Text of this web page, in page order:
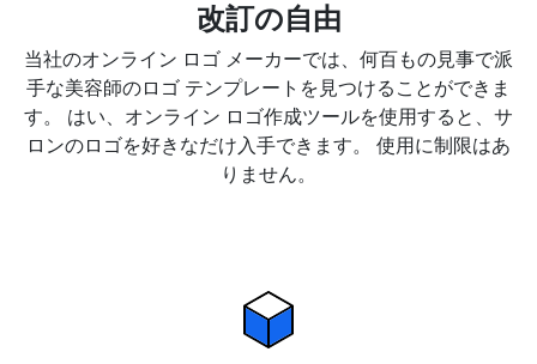
改訂の自由
当社のオンライン ロゴ メーカーでは、何百もの見事で派
手な美容師のロゴ テンプレートを見つけることができま
す。 はい、オンライン ロゴ作成ツールを使用すると、サ
ロンのロゴを好きなだけ入手できます。 使用に制限はあ
りません。